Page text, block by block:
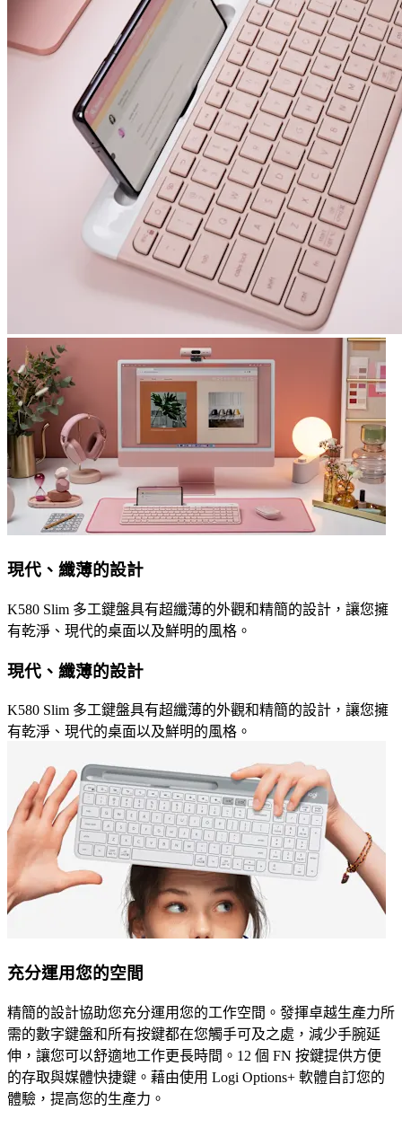
現代、纖薄的設計
K580 Slim 多工鍵盤具有超纖薄的外觀和精簡的設計，讓您擁
有乾淨、現代的桌面以及鮮明的風格。
現代、纖薄的設計
K580 Slim 多工鍵盤具有超纖薄的外觀和精簡的設計，讓您擁
有乾淨、現代的桌面以及鮮明的風格。
充分運用您的空間
精簡的設計協助您充分運用您的工作空間。發揮卓越生產力所
需的數字鍵盤和所有按鍵都在您觸手可及之處，減少手腕延
伸，讓您可以舒適地工作更長時間。12 個 FN 按鍵提供方便
的存取與媒體快捷鍵。藉由使用 Logi Options+ 軟體自訂您的
體驗，提高您的生產力。